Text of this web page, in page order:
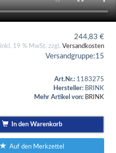
244,83 €
inkl. 19 % MwSt. zzgl. Versandkosten
Versandgruppe:15
Art.Nr.: 1183275
Hersteller: BRINK
Mehr Artikel von: BRINK
In den Warenkorb
Auf den Merkzettel